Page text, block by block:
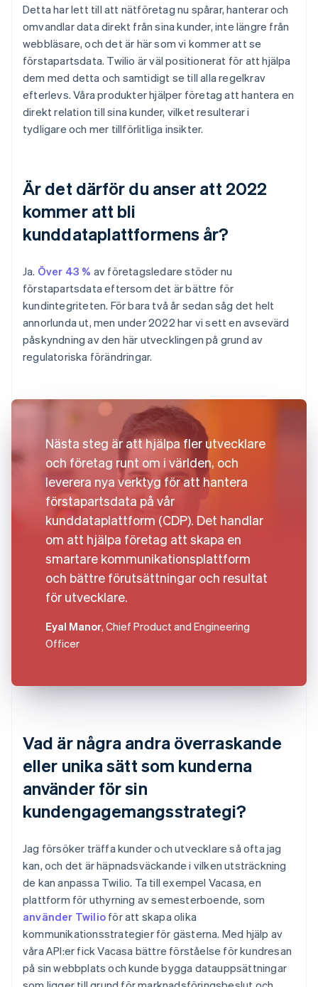
Detta har lett till att nätföretag nu spårar, hanterar och
omvandlar data direkt från sina kunder, inte längre från
webbläsare, och det är här som vi kommer att se
förstapartsdata. Twilio är väl positionerat för att hjälpa
dem med detta och samtidigt se till alla regelkrav
efterlevs. Våra produkter hjälper företag att hantera en
direkt relation till sina kunder, vilket resulterar i
tydligare och mer tillförlitliga insikter.
Är det därför du anser att 2022
kommer att bli
kunddataplattformens år?
Ja. Över 43 % av företagsledare stöder nu
förstapartsdata eftersom det är bättre för
kundintegriteten. För bara två år sedan såg det helt
annorlunda ut, men under 2022 har vi sett en avsevärd
påskyndning av den här utvecklingen på grund av
regulatoriska förändringar.
Nästa steg är att hjälpa fler utvecklare
och företag runt om i världen, och
leverera nya verktyg för att hantera
förstapartsdata på vår
kunddataplattform (CDP). Det handlar
om att hjälpa företag att skapa en
smartare kommunikationsplattform
och bättre förutsättningar och resultat
för utvecklare.
Eyal Manor, Chief Product and Engineering
Officer
Vad är några andra överraskande
eller unika sätt som kunderna
använder för sin
kundengagemangsstrategi?
Jag försöker träffa kunder och utvecklare så ofta jag
kan, och det är häpnadsväckande i vilken utsträckning
de kan anpassa Twilio. Ta till exempel Vacasa, en
plattform för uthyrning av semesterboende, som
använder Twilio för att skapa olika
kommunikationsstrategier för gästerna. Med hjälp av
våra API:er fick Vacasa bättre förståelse för kundresan
på sin webbplats och kunde bygga datauppsättningar